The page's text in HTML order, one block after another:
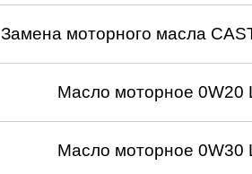
Замена моторного масла
Масло моторное 0W20
Масло моторное 0W30